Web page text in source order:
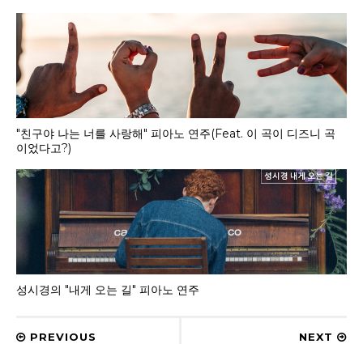
"친구야 나는 너를 사랑해" 피아노 연주(Feat. 이 곡이 디즈니 곡
이었다고?)
성시경의 "내게 오는 길" 피아노 연주
NEXT
PREVIOUS